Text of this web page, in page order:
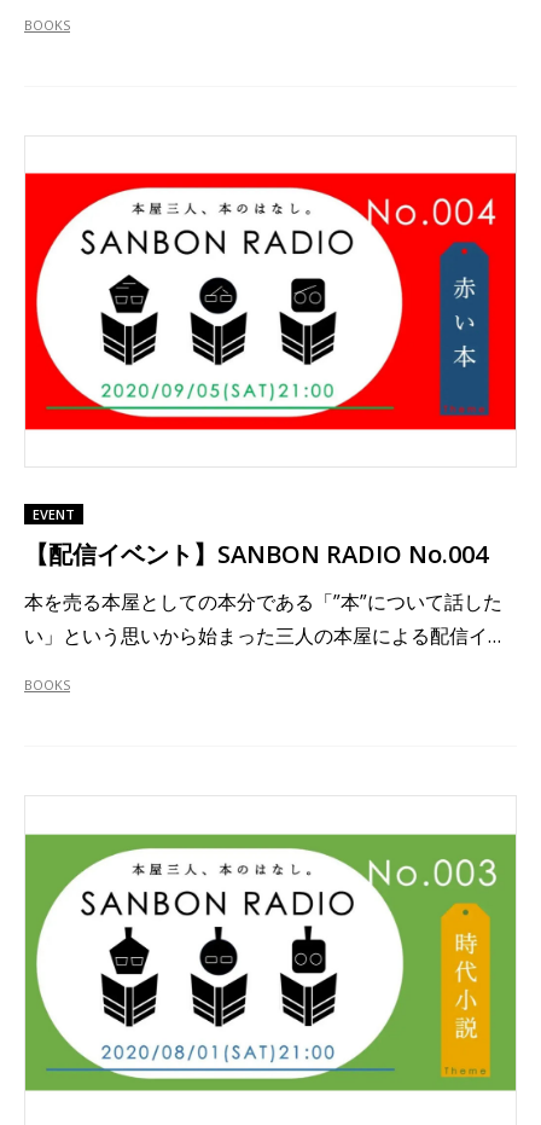
BOOKS
EVENT
【配信イベント】SANBON RADIO No.004
本を売る本屋としての本分である「”本”について話した
い」という思いから始まった三人の本屋による配信イ…
BOOKS